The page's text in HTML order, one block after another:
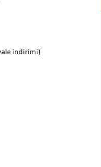
indirimi)